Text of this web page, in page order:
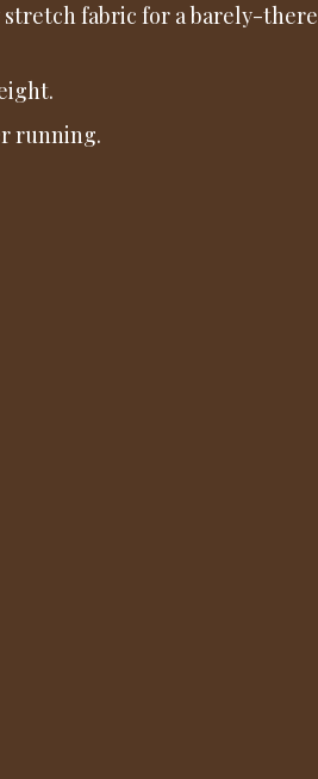
fabric for a barely-there
running.